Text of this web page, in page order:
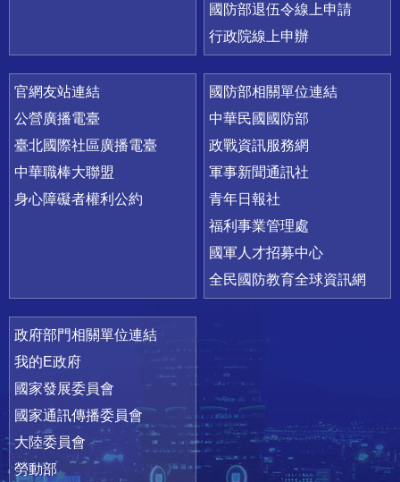
國防部退伍令線上申請
行政院線上申辦
官網友站連結
公營廣播電臺
臺北國際社區廣播電臺
中華職棒大聯盟
身心障礙者權利公約
國防部相關單位連結
中華民國國防部
政戰資訊服務網
軍事新聞通訊社
青年日報社
福利事業管理處
國軍人才招募中心
全民國防教育全球資訊網
政府部門相關單位連結
我的E政府
國家發展委員會
國家通訊傳播委員會
大陸委員會
勞動部